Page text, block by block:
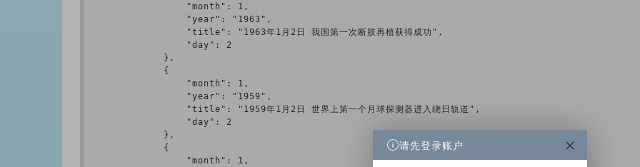
                "month": 1,
                "year": "1963",
                "title": "1963年1月2日 我国第一次断肢再植获得成功",
                "day": 2
            },
            {
                "month": 1,
                "year": "1959",
                "title": "1959年1月2日 世界上第一个月球探测器进入绕日轨道",
                "day": 2
            },
            {
                "month": 1,
请先登录账户